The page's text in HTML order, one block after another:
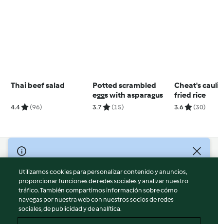
Thai beef salad
4.4 (96)
Potted scrambled
eggs with asparagus
3.7 (15)
Cheat's
fried rice
3.6 (30)
© Copyright 2026
Términos de uso
Política de privacidad
Aviso legal
Información legal
Utilizamos cookies para personalizar contenido y anuncios,
proporcionar funciones de redes sociales y analizar nuestro
tráfico. También compartimos información sobre cómo
navegas por nuestra web con nuestros socios de redes
sociales, de publicidad y de analítica.